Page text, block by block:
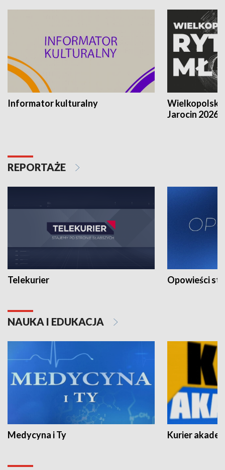
Informator kulturalny
Jarocin 2026
REPORTAŻE
Telekurier Opowieści
NAUKA I EDUKACJA
Medycyna i Ty Kurier